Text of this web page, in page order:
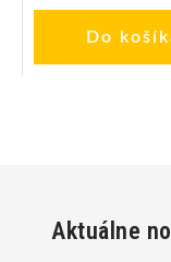
Do
Aktuálne